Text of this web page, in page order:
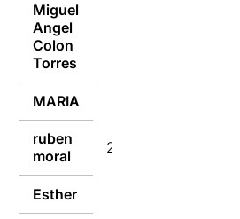
Miguel
Angel
Colon
Torres
MARIA
ruben
moral
26/10/2024
Esther